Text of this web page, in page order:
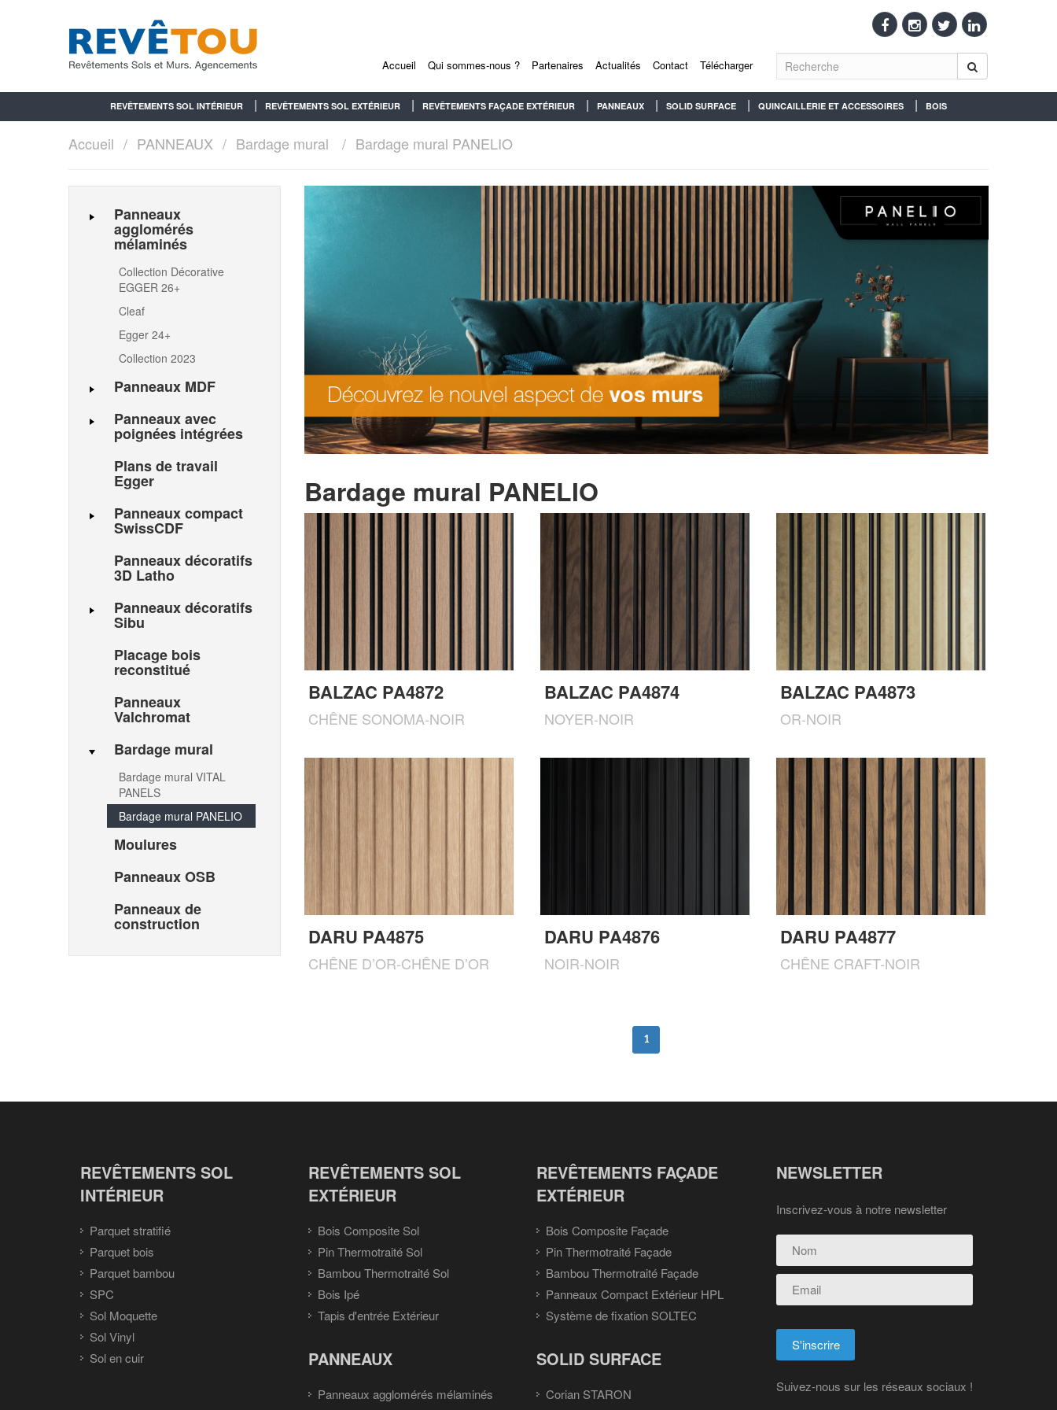
Accueil Qui sommes-nous ? Partenaires Actualités Contact Télécharger
REVÊTEMENTS SOL INTÉRIEUR REVÊTEMENTS SOL EXTÉRIEUR REVÊTEMENTS FAÇADE EXTÉRIEUR PANNEAUX SOLID SURFACE QUINCAILLERIE ET ACCESSOIRES BOIS
Accueil PANNEAUX Bardage mural Bardage mural PANELIO
Panneaux
agglomérés
mélaminés
Collection Décorative
EGGER 26+
Cleaf
Egger 24+
Collection 2023
Panneaux MDF
Panneaux avec
poignées intégrées
Plans de travail
Egger
Panneaux compact
SwissCDF
Panneaux décoratifs
3D Latho
Panneaux décoratifs
Sibu
Placage bois
reconstitué
Panneaux
Valchromat
Bardage mural
Bardage mural VITAL
PANELS
Bardage mural PANELIO
Moulures
Panneaux OSB
Panneaux de
construction
Bardage mural PANELIO
BALZAC PA4872
CHÊNE SONOMA-NOIR
BALZAC PA4874
NOYER-NOIR
BALZAC PA4873
OR-NOIR
DARU PA4875
CHÊNE D’OR-CHÊNE D’OR
DARU PA4876
NOIR-NOIR
DARU PA4877
CHÊNE CRAFT-NOIR
1
REVÊTEMENTS SOL
INTÉRIEUR
Parquet stratifié
Parquet bois
Parquet bambou
SPC
Sol Moquette
Sol Vinyl
Sol en cuir
REVÊTEMENTS SOL
EXTÉRIEUR
Bois Composite Sol
Pin Thermotraité Sol
Bambou Thermotraité Sol
Bois Ipé
Tapis d'entrée Extérieur
REVÊTEMENTS FAÇADE
EXTÉRIEUR
Bois Composite Façade
Pin Thermotraité Façade
Bambou Thermotraité Façade
Panneaux Compact Extérieur HPL
Système de fixation SOLTEC
PANNEAUX
Panneaux agglomérés mélaminés
SOLID SURFACE
Corian STARON
NEWSLETTER
Inscrivez-vous à notre newsletter
Suivez-nous sur les réseaux sociaux !